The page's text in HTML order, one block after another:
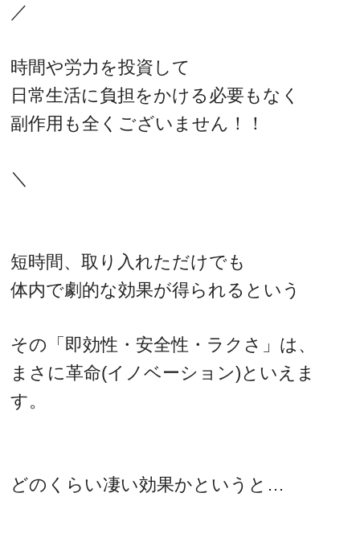
／
時間や労力を投資して
日常生活に負担をかける必要もなく
副作用も全くございません！！
＼
短時間、取り入れただけでも
体内で劇的な効果が得られるという
その「即効性・安全性・ラクさ」は、
まさに革命(イノベーション)といえま
す。
どのくらい凄い効果かというと…